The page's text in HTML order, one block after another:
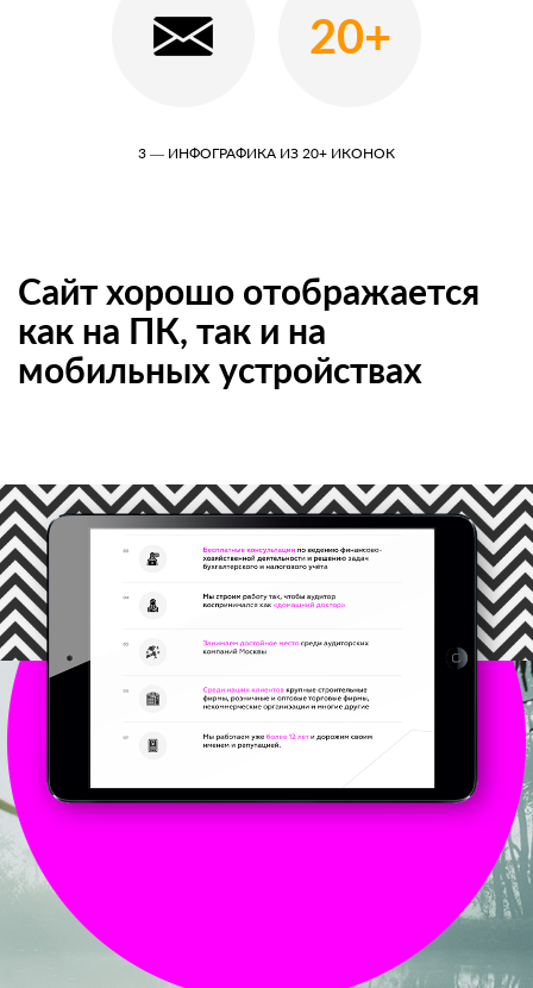
20+
3 — ИНФОГРАФИКА ИЗ 20+ ИКОНОК
Сайт хорошо отображается
как на ПК, так и на
мобильных устройствах